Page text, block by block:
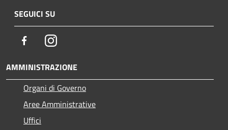
SEGUICI SU
FacebookInstagram
AMMINISTRAZIONE
Organi di Governo
Aree Amministrative
Uffici